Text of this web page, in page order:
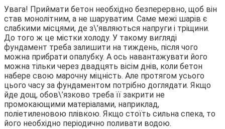
Увага! Приймати бетон необхідно безперервно, щоб він
став монолітним, а не шаруватим. Саме межі шарів є
слабкими місцями, де з\’являються напруги і тріщини.
До того ж це містки холоду. У такому вигляді
фундамент треба залишити на тиждень, після чого
можна прибрати опалубку. А ось навантажувати його
можна тільки через двадцять вісім днів, коли бетон
набере свою марочну міцність. Але протягом усього
цього часу за фундаментом потрібно доглядати. Якщо
йде дощ, обов\’язково треба її закрити не
промокающими матеріалами, наприклад,
поліетиленовою плівкою. Якщо стоїть сильна спека, то
його необхідно періодично поливати водою.